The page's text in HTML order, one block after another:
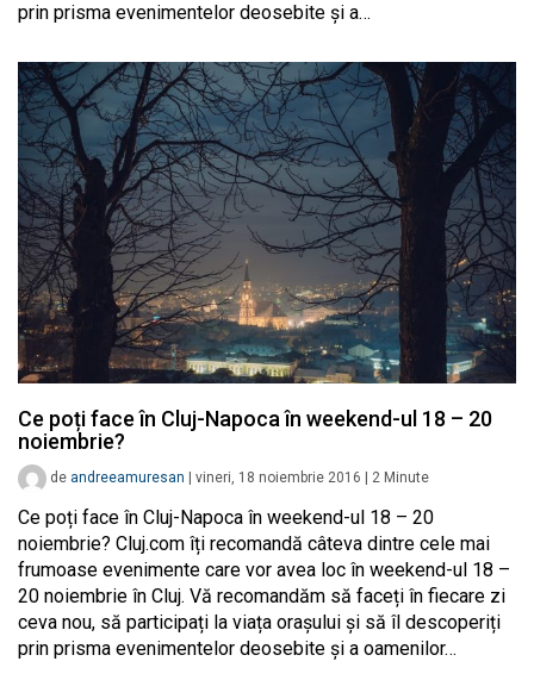
prin prisma evenimentelor deosebite și a…
Ce poți face în Cluj-Napoca în weekend-ul 18 – 20
noiembrie?
de andreeamuresan vineri, 18 noiembrie 2016 2 Minute
Ce poți face în Cluj-Napoca în weekend-ul 18 – 20
noiembrie? Cluj.com îți recomandă câteva dintre cele mai
frumoase evenimente care vor avea loc în weekend-ul 18 –
20 noiembrie în Cluj. Vă recomandăm să faceți în fiecare zi
ceva nou, să participați la viața orașului și să îl descoperiți
prin prisma evenimentelor deosebite și a oamenilor…